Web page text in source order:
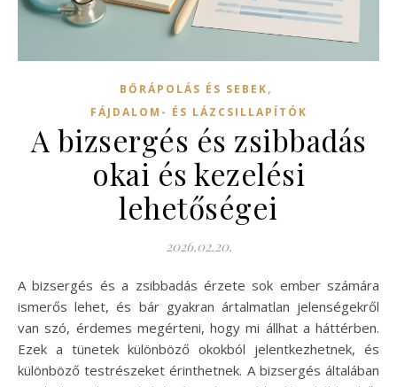
BŐRÁPOLÁS ÉS SEBEK,
FÁJDALOM- ÉS LÁZCSILLAPÍTÓK
A bizsergés és zsibbadás
okai és kezelési
lehetőségei
2026.02.20.
A bizsergés és a zsibbadás érzete sok ember számára
ismerős lehet, és bár gyakran ártalmatlan jelenségekről
van szó, érdemes megérteni, hogy mi állhat a háttérben.
Ezek a tünetek különböző okokból jelentkezhetnek, és
különböző testrészeket érinthetnek. A bizsergés általában